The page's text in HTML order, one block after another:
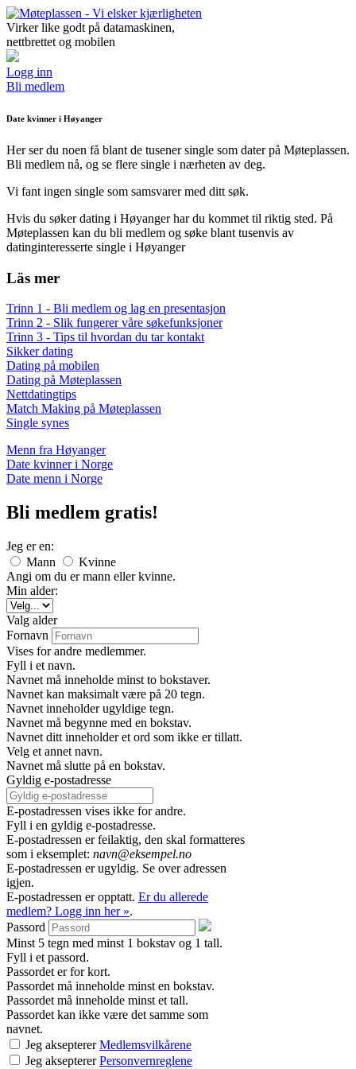
Virker like godt på datamaskinen,
nettbrettet og mobilen
Logg inn
Bli medlem
Date kvinner i Høyanger
Her ser du noen få blant de tusener single som dater på Møteplassen.
Bli medlem nå, og se flere single i nærheten av deg.
Vi fant ingen single som samsvarer med ditt søk.
Hvis du søker dating i Høyanger har du kommet til riktig sted. På
Møteplassen kan du bli medlem og søke blant tusenvis av
datinginteresserte single i Høyanger
Läs mer
Trinn 1 - Bli medlem og lag en presentasjon
Trinn 2 - Slik fungerer våre søkefunksjoner
Trinn 3 - Tips til hvordan du tar kontakt
Sikker dating
Dating på mobilen
Dating på Møteplassen
Nettdatingtips
Match Making på Møteplassen
Single synes
Menn fra Høyanger
Date kvinner i Norge
Date menn i Norge
Bli medlem gratis!
Jeg er en:
Mann
Kvinne
Angi om du er mann eller kvinne.
Min alder:
Valg alder
Fornavn
Vises for andre medlemmer.
Fyll i et navn.
Navnet må inneholde minst to bokstaver.
Navnet kan maksimalt være på 20 tegn.
Navnet inneholder ugyldige tegn.
Navnet må begynne med en bokstav.
Navnet ditt inneholder et ord som ikke er tillatt.
Velg et annet navn.
Navnet må slutte på en bokstav.
Gyldig e-postadresse
E-postadressen vises ikke for andre.
Fyll i en gyldig e-postadresse.
E-postadressen er feilaktig, den skal formatteres
som i eksemplet: navn@eksempel.no
E-postadressen er ugyldig. Se over adressen
igjen.
E-postadressen er opptatt. Er du allerede
medlem? Logg inn her ».
Passord
Minst 5 tegn med minst 1 bokstav og 1 tall.
Fyll i et passord.
Passordet er for kort.
Passordet må inneholde minst en bokstav.
Passordet må inneholde minst et tall.
Passordet kan ikke være det samme som
navnet.
Jeg akseptererMedlemsvilkårene
Jeg akseptererPersonvernreglene